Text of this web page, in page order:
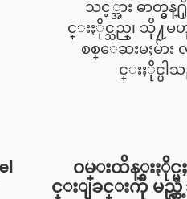
သင့္အား ဓာတ္မွန္
င္းႏိုင္သည္၊ သို႔
စစ္ေဆးမႈမ်ား
င္းႏိုင္ပါ
ဝမ္းထိန္းႏိုင္မ
င္းျခင္းကို မည္